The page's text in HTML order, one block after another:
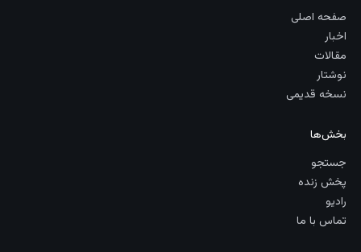
صفحه اصلی
اخبار
مقالات
نوشتار
نسخه قدیمی
بخش‌ها
جستجو
پخش زنده
رادیو
تماس با ما